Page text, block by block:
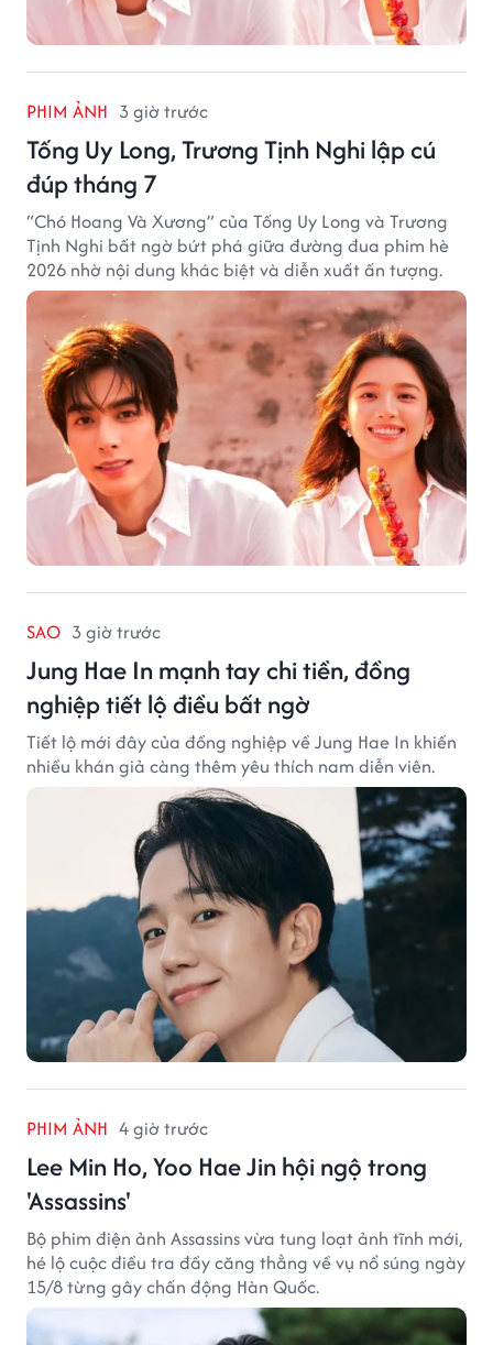
PHIM ẢNH 3 giờ trước
Tống Uy Long, Trương Tịnh Nghi lập cú
đúp tháng 7
“Chó Hoang Và Xương” của Tống Uy Long và Trương
Tịnh Nghi bất ngờ bứt phá giữa đường đua phim hè
2026 nhờ nội dung khác biệt và diễn xuất ấn tượng.
SAO 3 giờ trước
Jung Hae In mạnh tay chi tiền, đồng
nghiệp tiết lộ điều bất ngờ
Tiết lộ mới đây của đồng nghiệp về Jung Hae In khiến
nhiều khán giả càng thêm yêu thích nam diễn viên.
PHIM ẢNH 4 giờ trước
Lee Min Ho, Yoo Hae Jin hội ngộ trong
'Assassins'
Bộ phim điện ảnh Assassins vừa tung loạt ảnh tĩnh mới,
hé lộ cuộc điều tra đầy căng thẳng về vụ nổ súng ngày
15/8 từng gây chấn động Hàn Quốc.